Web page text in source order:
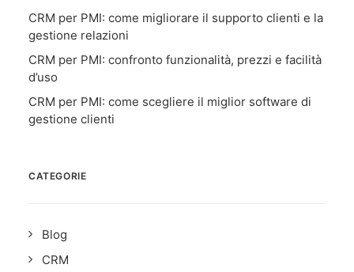
CRM per PMI: come migliorare il supporto clienti e la
gestione relazioni
CRM per PMI: confronto funzionalità, prezzi e facilità
d’uso
CRM per PMI: come scegliere il miglior software di
gestione clienti
CATEGORIE
Blog
CRM